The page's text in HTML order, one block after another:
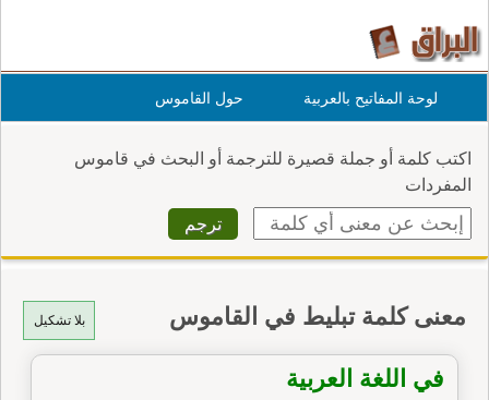
لوحة المفاتيح بالعربية حول القاموس
اكتب كلمة أو جملة قصيرة للترجمة أو البحث في قاموس
المفردات
بلا تشكيل معنى كلمة تبليط في القاموس
في اللغة العربية